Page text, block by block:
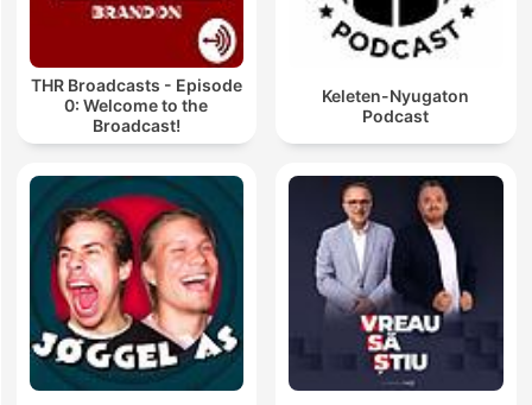
THR Broadcasts - Episode
0: Welcome to the
Broadcast!
Keleten-Nyugaton
Podcast